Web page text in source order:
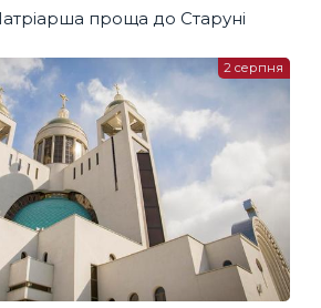
проща до Старуні
2 серпня